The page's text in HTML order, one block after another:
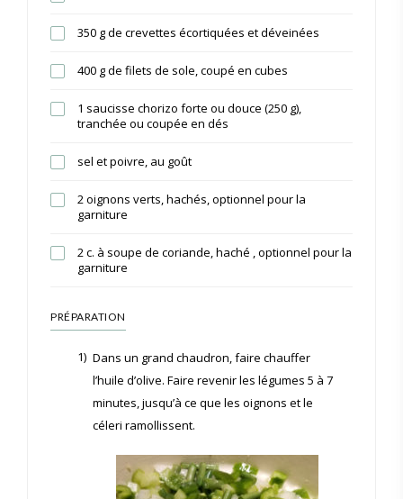
350 g de crevettes écortiquées et déveinées
400 g de filets de sole, coupé en cubes
1 saucisse chorizo forte ou douce (250 g),
tranchée ou coupée en dés
sel et poivre, au goût
2 oignons verts, hachés, optionnel pour la
garniture
2 c. à soupe de coriande, haché , optionnel pour la
garniture
PRÉPARATION
1) Dans un grand chaudron, faire chauffer
l’huile d’olive. Faire revenir les légumes 5 à 7
minutes, jusqu’à ce que les oignons et le
céleri ramollissent.